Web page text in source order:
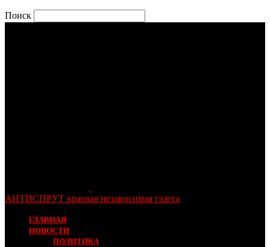
Поиск
АНТИСПРУТ краевая независимая газета
ГЛАВНАЯ
НОВОСТИ
ПОЛИТИКА